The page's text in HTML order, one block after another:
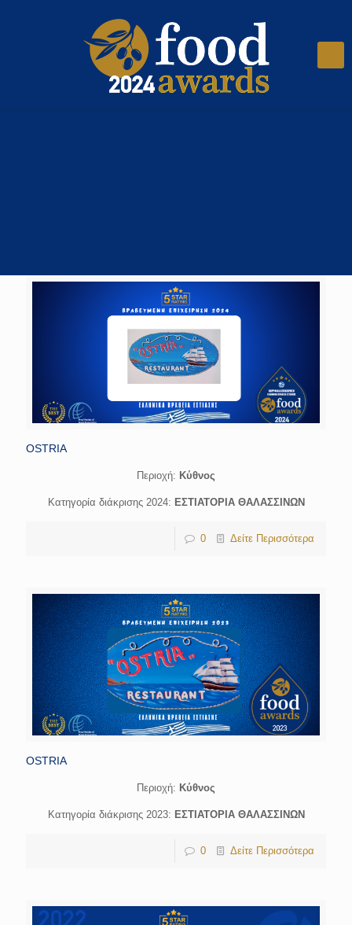
OSTRIA
Περιοχή: Κύθνος
Κατηγορία διάκρισης 2024: ΕΣΤΙΑΤΟΡΙΑ ΘΑΛΑΣΣΙΝΩΝ
0 Δείτε Περισσότερα
OSTRIA
Περιοχή: Κύθνος
Κατηγορία διάκρισης 2023: ΕΣΤΙΑΤΟΡΙΑ ΘΑΛΑΣΣΙΝΩΝ
0 Δείτε Περισσότερα